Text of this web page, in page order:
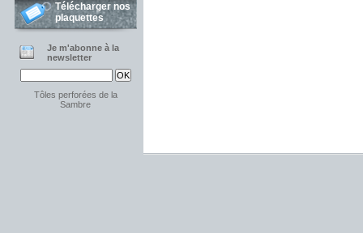
Télécharger nos
plaquettes
Je m'abonne à la
newsletter
Tôles perforées de la
Sambre